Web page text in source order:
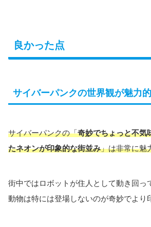
良かった点
サイバーパンクの世界観が魅力的
サイバーパンクの「奇妙でちょっと不気
たネオンが印象的な街並み」は非常に魅
街中ではロボットが住人として動き回っ
動物は特には登場しないのが奇妙でより